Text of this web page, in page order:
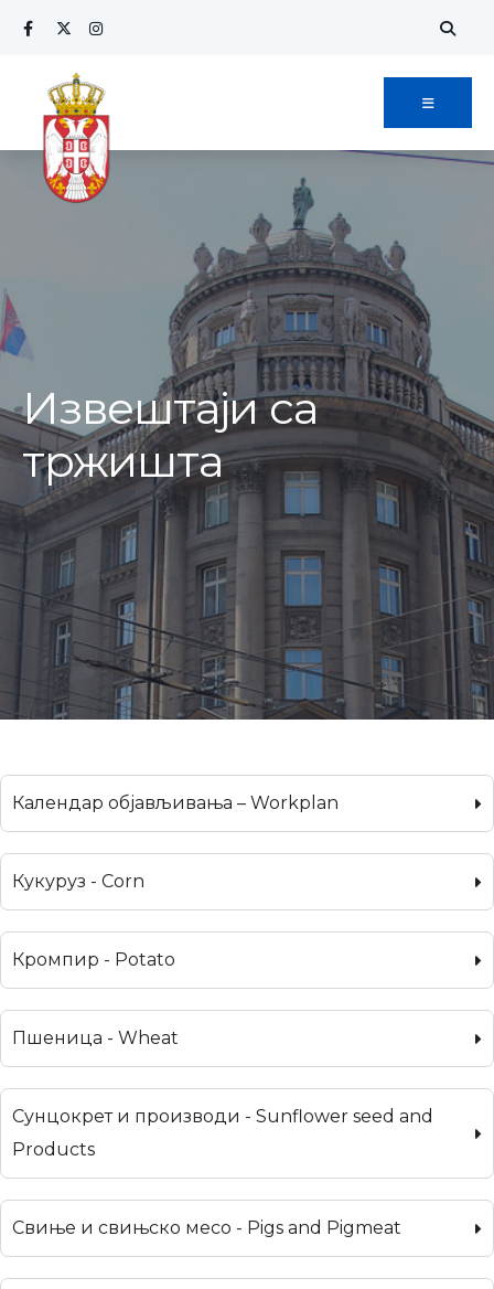
Извештаји са
тржишта
Календар објављивања – Workplan
Кукуруз - Corn
Кромпир - Potato
Пшеница - Wheat
Сунцокрет и производи - Sunflower seed and
Products
Свиње и свињско месо - Pigs and Pigmeat